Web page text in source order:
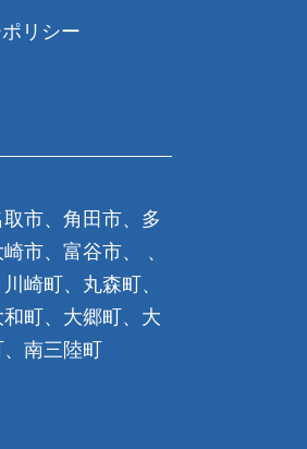
リシー
市、角田市、多
市、富谷市、 、
崎町、丸森町、
町、大郷町、大
南三陸町